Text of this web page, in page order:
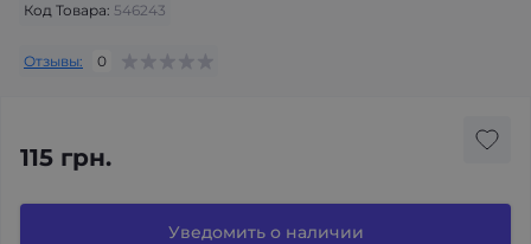
Код Товара: 546243
Отзывы: 0
115 грн.
Уведомить о наличии